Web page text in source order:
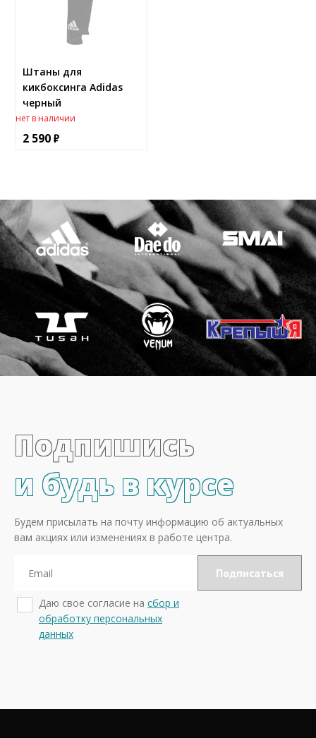
Штаны для
кикбоксинга Adidas
черный
нет в наличии
2 590
Подпишись
и будь в курсе
Будем присылать на почту информацию об актуальных
вам акциях или изменениях в работе центра.
Даю свое согласие на сбор и
обработку персональных
данных